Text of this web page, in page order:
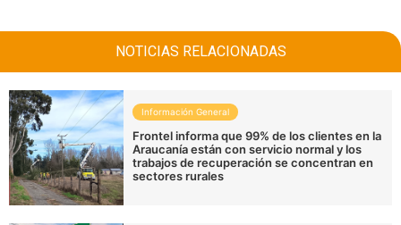
NOTICIAS RELACIONADAS
Información General
Frontel informa que 99% de los clientes en la
Araucanía están con servicio normal y los
trabajos de recuperación se concentran en
sectores rurales